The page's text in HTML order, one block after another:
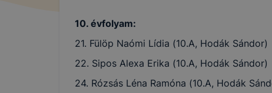
10. évfolyam:
21. Fülöp Naómi Lídia (10.A, Hodák Sándor)
22. Sipos Alexa Erika (10.A, Hodák Sándor)
24. Rózsás Léna Ramóna (10.A, Hodák